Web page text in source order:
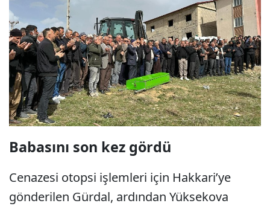
Babasını son kez gördü
Cenazesi otopsi işlemleri için Hakkari’ye
gönderilen Gürdal, ardından Yüksekova